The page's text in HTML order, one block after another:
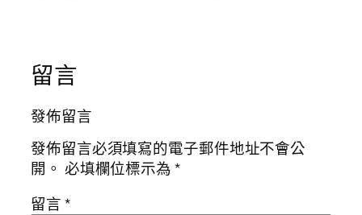
留言
發佈留言
發佈留言必須填寫的電子郵件地址不會公
開。 必填欄位標示為*
留言*